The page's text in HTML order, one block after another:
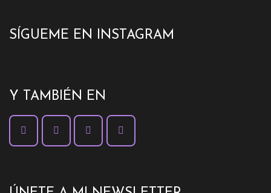
SÍGUEME EN INSTAGRAM
Y TAMBIÉN EN